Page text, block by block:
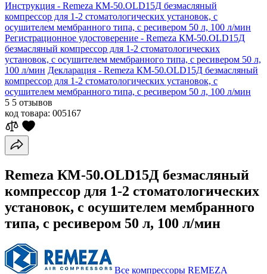
Инструкция - Remeza КМ-50.OLD15Д безмасляный
компрессор для 1-2 стоматологических установок, с
осушителем мембранного типа, с ресивером 50 л, 100 л/мин
Регистрационное удостоверение - Remeza КМ-50.OLD15Д
безмасляный компрессор для 1-2 стоматологических
установок, с осушителем мембранного типа, с ресивером 50 л,
100 л/мин Декларация - Remeza КМ-50.OLD15Д безмасляный
компрессор для 1-2 стоматологических установок, с
осушителем мембранного типа, с ресивером 50 л, 100 л/мин
5 5 отзывов
код товара: 005167
Remeza КМ-50.OLD15Д безмасляный
компрессор для 1-2 стоматологических
установок, с осушителем мембранного
типа, с ресивером 50 л, 100 л/мин
Все компрессоры REMEZA